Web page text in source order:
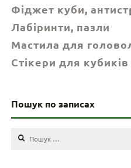
Фіджет куби,
Лабіринти, пазли
Мастила для
Стікери для кубиків
Пошук по записах
Пошук: